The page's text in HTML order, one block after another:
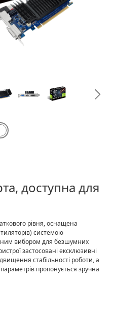
доступна для
рівня, оснащена
системою
вибором для безшумних
застосовані ексклюзивні
стабільності роботи, а
пропонується зручна